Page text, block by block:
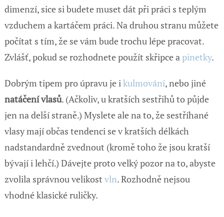
dimenzí, sice si budete muset dát při práci s teplým
vzduchem a kartáčem práci. Na druhou stranu můžete
počítat s tím, že se vám bude trochu lépe pracovat.
Zvlášť, pokud se rozhodnete použít skřipce a pinetky.
Dobrým tipem pro úpravu je i kulmování, nebo jiné
natáčení vlasů. (Ačkoliv, u kratších sestřihů to půjde
jen na delší straně.) Myslete ale na to, že sestříhané
vlasy mají občas tendenci se v kratších délkách
nadstandardně zvednout (kromě toho že jsou kratší
bývají i lehčí.) Dávejte proto velký pozor na to, abyste
zvolila správnou velikost vln. Rozhodně nejsou
vhodné klasické ruličky.